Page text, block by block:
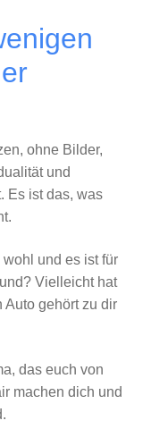
ohne Bilder,
und
Es ist das, was
und es ist für
Vielleicht hat
gehört zu dir
das euch von
machen dich und